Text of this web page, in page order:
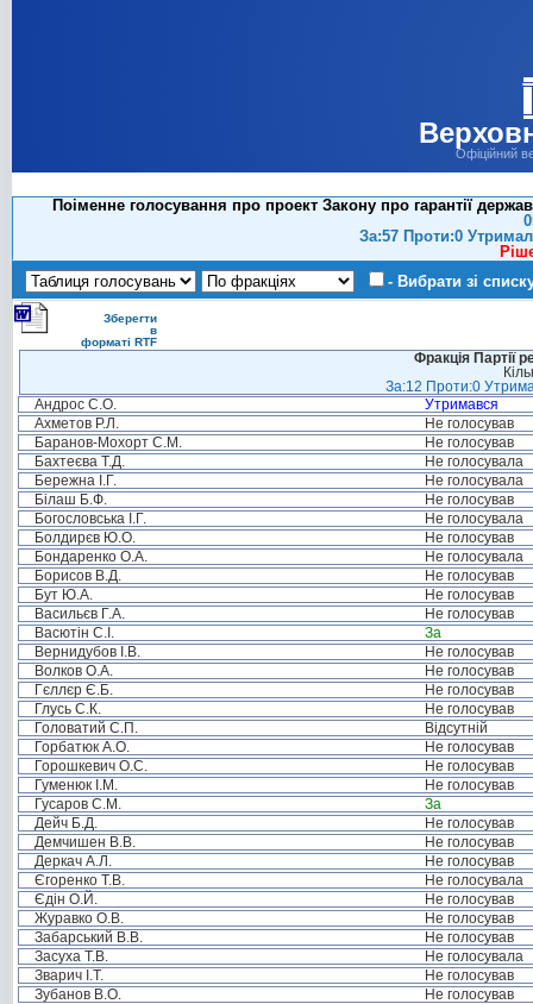
Офіційний
Поіменне голосування про проект Закону про гарантії
За:57 Проти:0
- Вибрати зі
Зберегти
в
форматі RTF
Фракція Партії
За:12 Проти:0
Андрос С.О.
Утримався
Ахметов Р.Л.
Не голосував
Баранов-Мохорт С.М.
Не голосував
Бахтеєва Т.Д.
Не голосувала
Бережна І.Г.
Не голосувала
Білаш Б.Ф.
Не голосував
Богословська І.Г.
Не голосувала
Болдирєв Ю.О.
Не голосував
Бондаренко О.А.
Не голосувала
Борисов В.Д.
Не голосував
Бут Ю.А.
Не голосував
Васильєв Г.А.
Не голосував
Васютін С.І.
За
Вернидубов І.В.
Не голосував
Волков О.А.
Не голосував
Гєллєр Є.Б.
Не голосував
Глусь С.К.
Не голосував
Головатий С.П.
Відсутній
Горбатюк А.О.
Не голосував
Горошкевич О.С.
Не голосував
Гуменюк І.М.
Не голосував
Гусаров С.М.
За
Дейч Б.Д.
Не голосував
Демчишен В.В.
Не голосував
Деркач А.Л.
Не голосував
Єгоренко Т.В.
Не голосувала
Єдін О.Й.
Не голосував
Журавко О.В.
Не голосував
Забарський В.В.
Не голосував
Засуха Т.В.
Не голосувала
Зварич І.Т.
Не голосував
Зубанов В.О.
Не голосував